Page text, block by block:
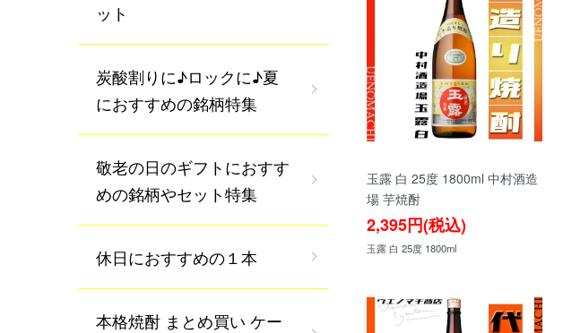
玉露 白 25度 1800ml 中村酒造
場 芋焼酎
2,395円(税込)
玉露 白 25度 1800ml
ット
炭酸割りに♪ロックに♪夏
におすすめの銘柄特集
敬老の日のギフトにおすす
めの銘柄やセット特集
休日におすすめの１本
本格焼酎 まとめ買い ケー